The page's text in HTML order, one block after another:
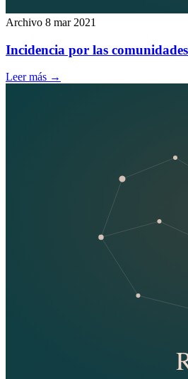
Archivo 8 mar 2021
Incidencia por las
Leer más →